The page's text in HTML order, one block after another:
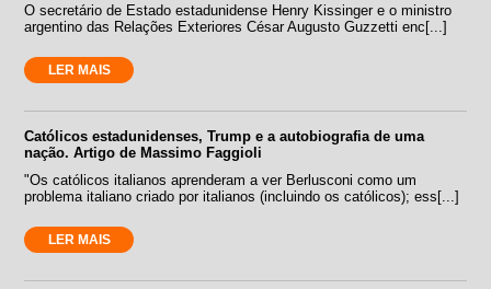
O secretário de Estado estadunidense Henry Kissinger e o ministro
argentino das Relações Exteriores César Augusto Guzzetti enc[...]
LER MAIS
Católicos estadunidenses, Trump e a autobiografia de uma
nação. Artigo de Massimo Faggioli
"Os católicos italianos aprenderam a ver Berlusconi como um
problema italiano criado por italianos (incluindo os católicos); ess[...]
LER MAIS